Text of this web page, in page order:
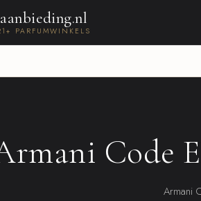
PARFUMWINKELS
Code
Armani